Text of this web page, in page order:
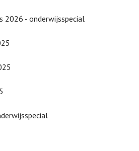
2026 - onderwijsspecial